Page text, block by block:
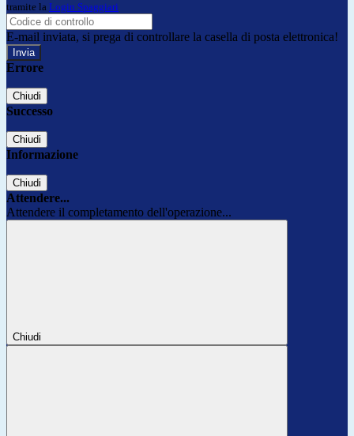
tramite la Login Spaggiari
E-mail inviata, si prega di controllare la casella di posta elettronica!
Errore
Chiudi
Successo
Chiudi
Informazione
Chiudi
Attendere...
Attendere il completamento dell'operazione...
Chiudi